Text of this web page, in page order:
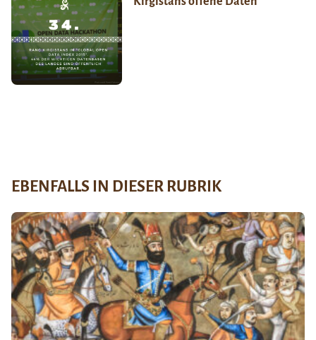
EBENFALLS IN DIESER RUBRIK